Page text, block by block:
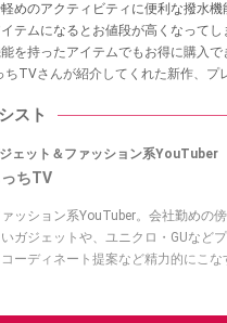
めのアクティビティに便利な撥水
テムになるとお値段が高くなって
を持ったアイテムでもお得に購入で
ちTVさんが紹介してくれた新作、プ
ひチェックしてみてください。
スト
ェット＆ファッション系YouTuber
っちTV
ッション系YouTuber。会社勤めの
ガジェットや、ユニクロ・GUなど
ーディネート提案など精力的にこな
このイチオシス